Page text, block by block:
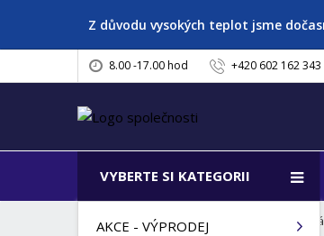
Z důvodu vysokých teplot jsme
8.00 -17.00 hod +420 602 162 343
VYBERTE SI KATEGORII
AKCE - VÝPRODEJ
Ú
VONNÝ PROGRAM